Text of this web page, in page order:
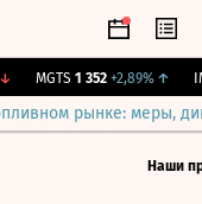
MGTS 1 352 +2,89%↑
рынке: меры,
Наши